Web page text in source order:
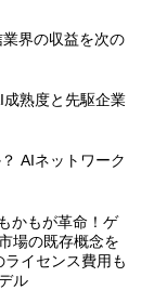
界の収益を次の
成熟度と先駆企業
AIネットワーク
かもが革命！ゲ
場の既存概念を
イセンス費用も
ル